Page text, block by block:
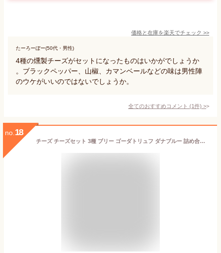
価格と在庫を楽天でチェック >>
たーろーぼー(50代・男性)
4種の燻製チーズがセットになったものはいかがでしょうか
。ブラックペッパー、山椒、カマンベールなどの味は男性陣
のウケがいいのではないでしょうか。
全てのおすすめコメント (1件) >
no. 18
チーズ チーズセット 3種 ブリー ゴーダトリュフ ダナブルー 詰め合わせ おつまみ 家飲み お得 世界のチーズ 食べ比べ ワイン好き 美味しいもの おいしいつまみ 晩酌 酒の肴 酒のつまみ お取り寄せ 誕生日 内祝い プチギフト プレゼント